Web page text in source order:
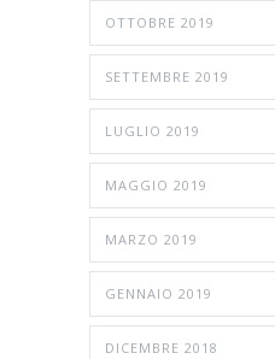
OTTOBRE 2019
SETTEMBRE 2019
LUGLIO 2019
MAGGIO 2019
MARZO 2019
GENNAIO 2019
DICEMBRE 2018